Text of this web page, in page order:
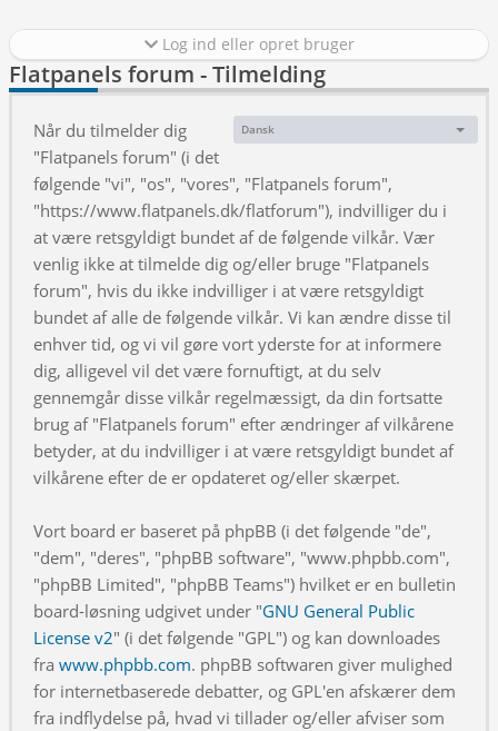
Log ind eller opret bruger
Flatpanels forum - Tilmelding
Sprog:
Dansk
Når du tilmelder dig
"Flatpanels forum" (i det
følgende "vi", "os", "vores", "Flatpanels forum",
"https://www.flatpanels.dk/flatforum"), indvilliger du i
at være retsgyldigt bundet af de følgende vilkår. Vær
venlig ikke at tilmelde dig og/eller bruge "Flatpanels
forum", hvis du ikke indvilliger i at være retsgyldigt
bundet af alle de følgende vilkår. Vi kan ændre disse til
enhver tid, og vi vil gøre vort yderste for at informere
dig, alligevel vil det være fornuftigt, at du selv
gennemgår disse vilkår regelmæssigt, da din fortsatte
brug af "Flatpanels forum" efter ændringer af vilkårene
betyder, at du indvilliger i at være retsgyldigt bundet af
vilkårene efter de er opdateret og/eller skærpet.
Vort board er baseret på phpBB (i det følgende "de",
"dem", "deres", "phpBB software", "www.phpbb.com",
"phpBB Limited", "phpBB Teams") hvilket er en bulletin
board-løsning udgivet under "GNU General Public
License v2" (i det følgende "GPL") og kan downloades
fra www.phpbb.com. phpBB softwaren giver mulighed
for internetbaserede debatter, og GPL'en afskærer dem
fra indflydelse på, hvad vi tillader og/eller afviser som